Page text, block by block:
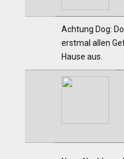
Achtung Dog:
erstmal allen
Hause aus.